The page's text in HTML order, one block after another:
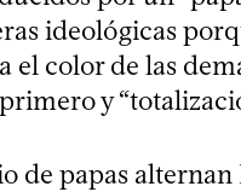
ideológicas
el color de las
y
de papas